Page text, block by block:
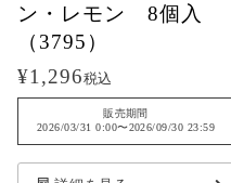
ン・レモン 8個入
（3795）
¥1,296税込
販売期間
2026/03/31 0:00〜2026/09/30 23:59